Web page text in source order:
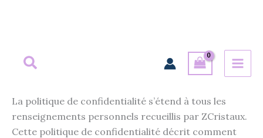
La politique de confidentialité s’étend à tous les
renseignements personnels recueillis par ZCristaux.
Cette politique de confidentialité décrit comment